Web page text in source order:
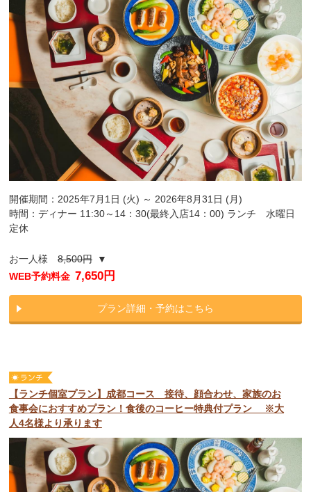
開催期間：2025年7月1日 (火) ～ 2026年8月31日 (月)
時間：ディナー 11:30～14：30(最終入店14：00) ランチ 水曜日
定休
お一人様8,500円▼
WEB予約料金 7,650円
プラン詳細・予約はこちら
【ランチ個室プラン】成都コース 接待、顔合わせ、家族のお
食事会におすすめプラン！食後のコーヒー特典付プラン ※大
人4名様より承ります